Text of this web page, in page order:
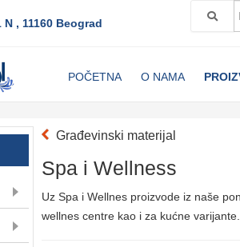
, 11160 Beograd
POČETNA O NAMA
Građevinski materijal
Spa i Wellness
Uz Spa i Wellnes proizvode iz naše
wellnes centre kao i za kućne